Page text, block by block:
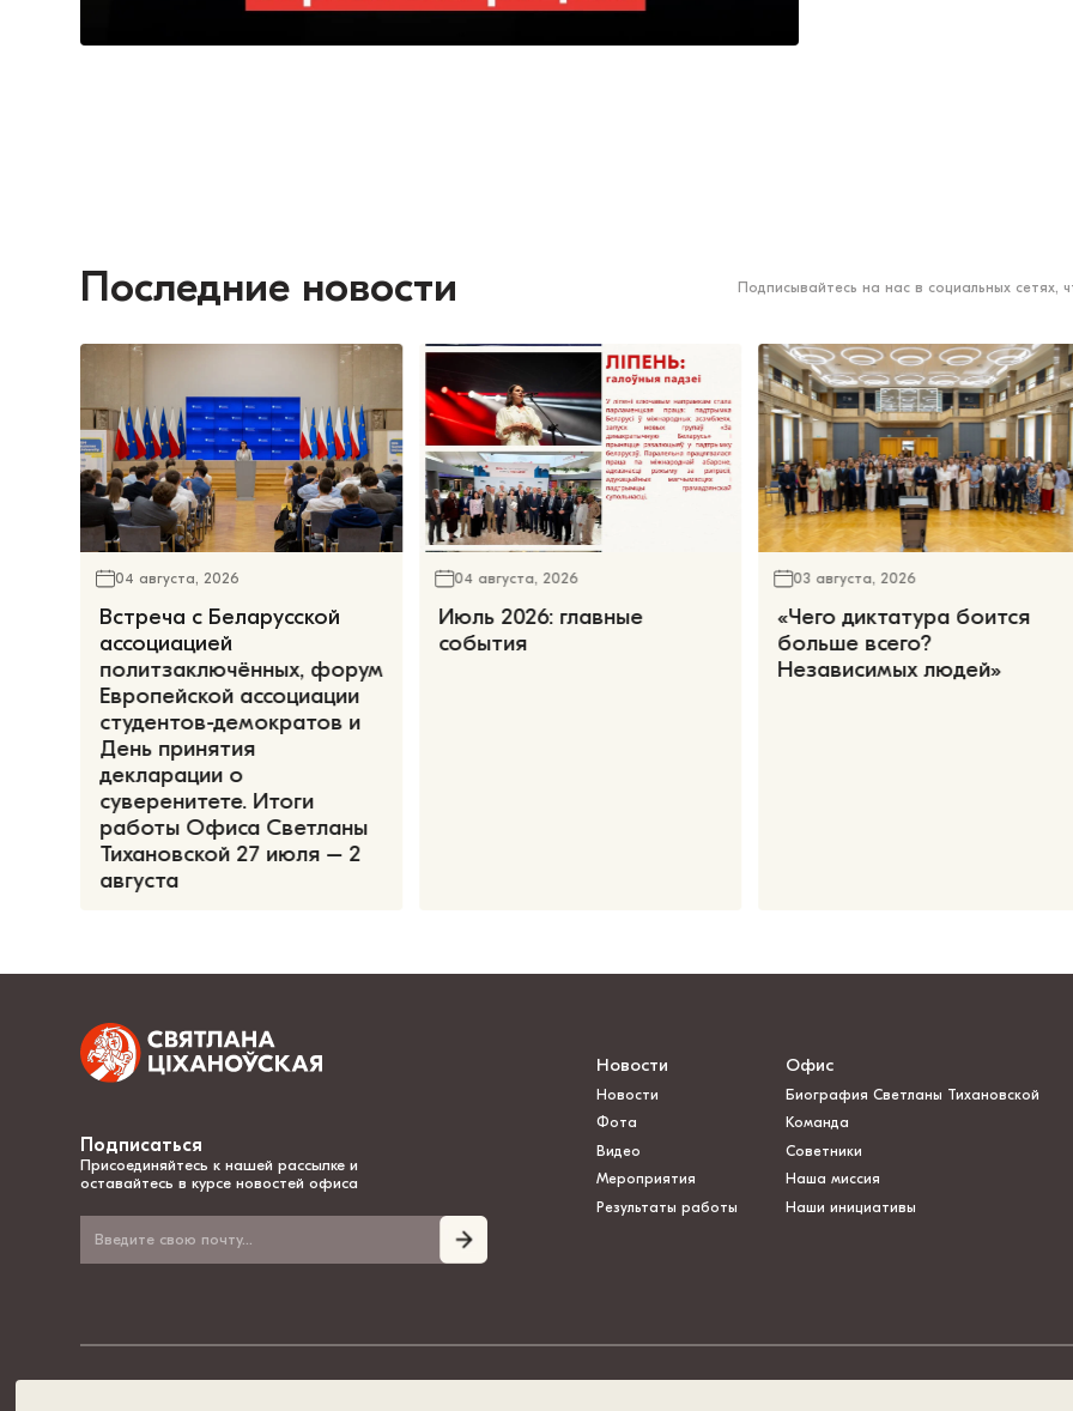
Последние новости Подписывайтесь на нас в социальных сетях,
04 августа, 2026
Встреча с Беларусской
ассоциацией
политзаключённых, форум
Европейской ассоциации
студентов-демократов и
День принятия
декларации о
суверенитете. Итоги
работы Офиса Светланы
Тихановской 27 июля – 2
августа
04 августа, 2026
Июль 2026: главные
события
03 августа, 2026
«Чего диктатура боится
больше всего?
Независимых людей»
Подписаться
Присоединяйтесь к нашей рассылке и
оставайтесь в курсе новостей офиса
Новости
Новости
Фота
Видео
Мероприятия
Результаты работы
Офис
Биография Светланы Тихановской
Команда
Советники
Наша миссия
Наши инициативы